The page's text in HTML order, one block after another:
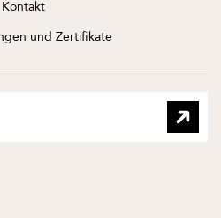
Kontakt
und Zertifikate